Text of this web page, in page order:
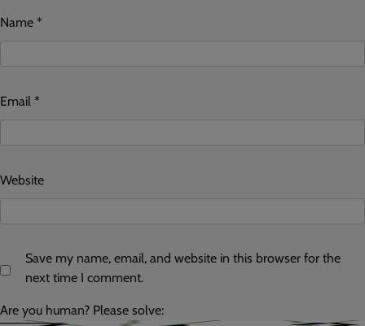
Name *
Email *
Website
Save my name, email, and website in this browser for the
next time I comment.
Are you human? Please solve: